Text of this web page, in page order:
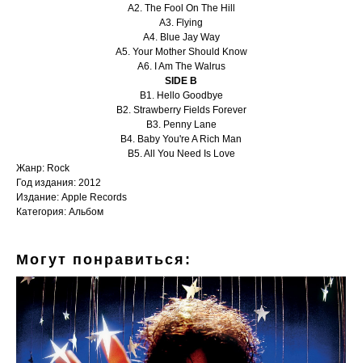
A2. The Fool On The Hill
A3. Flying
A4. Blue Jay Way
A5. Your Mother Should Know
A6. I Am The Walrus
SIDE B
B1. Hello Goodbye
B2. Strawberry Fields Forever
B3. Penny Lane
B4. Baby You're A Rich Man
B5. All You Need Is Love
Жанр: Rock
Год издания: 2012
Издание: Apple Records
Категория: Альбом
Могут понравиться: